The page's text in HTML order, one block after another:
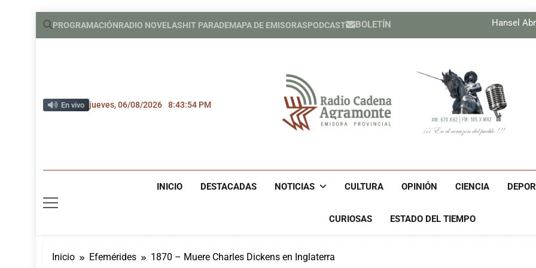
Saltar
PROGRAMACIÓNRADIO NOVELASHIT PARADEMAPA DE EMISORASPODCAST BOLETÍN
Hansel
Formación en Turismo
Formación en
En vivo jueves, 06/08/2026 8:43:55 PM
Radio Cadena
INICIO DESTACADAS NOTICIAS CULTURA OPINIÓN CIENCIA
CURIOSAS ESTADO DEL TIEMPO
Inicio Efemérides 1870 – Muere Charles Dickens en Inglaterra